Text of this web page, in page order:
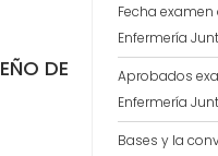
DE
Fecha
Enfermería
Aprobados
Enfermería
Bases y la